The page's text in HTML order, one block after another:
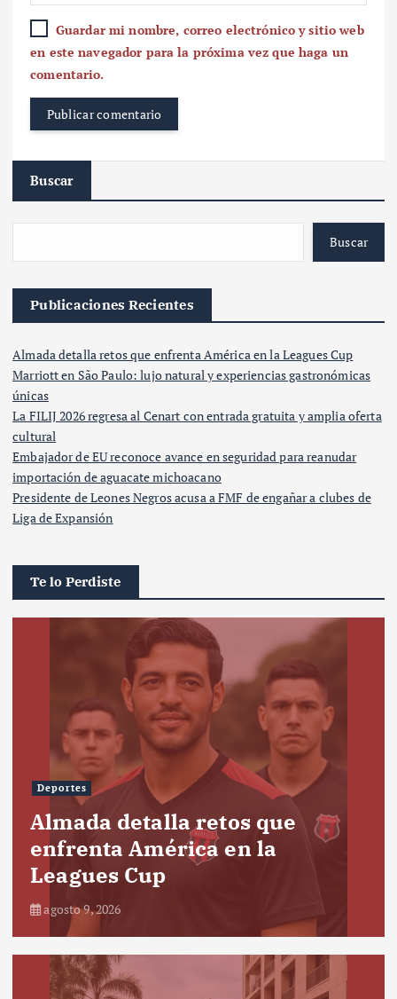
Guardar mi nombre, correo electrónico y sitio web
en este navegador para la próxima vez que haga un
comentario.
Buscar
Buscar
Publicaciones Recientes
Almada detalla retos que enfrenta América en la Leagues Cup
Marriott en São Paulo: lujo natural y experiencias gastronómicas
únicas
La FILIJ 2026 regresa al Cenart con entrada gratuita y amplia oferta
cultural
Embajador de EU reconoce avance en seguridad para reanudar
importación de aguacate michoacano
Presidente de Leones Negros acusa a FMF de engañar a clubes de
Liga de Expansión
Te lo Perdiste
Deportes
Almada detalla retos que
enfrenta América en la
Leagues Cup
agosto 9, 2026